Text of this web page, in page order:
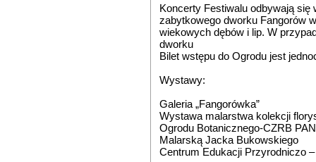
Koncerty Festiwalu odbywają się
zabytkowego dworku Fangorów
wiekowych dębów i lip. W
dworku
Bilet wstępu do Ogrodu jest
Wystawy:
Galeria „Fangorówka”
Wystawa malarstwa kolekcji
Ogrodu Botanicznego-CZRB
Malarską Jacka Bukowskiego
Centrum Edukacji Przyrodniczo